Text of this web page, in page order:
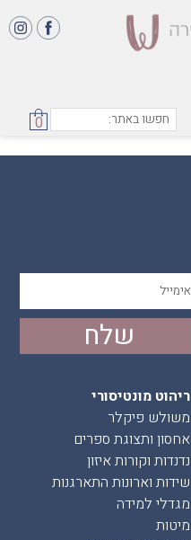
0
ריהוט מונטיסורי
משולש פיקלר
אחסון ותצוגת ספרים
נדנדות וקורות איזון
שידות וארונות התארגנות
מגדלי למידה
מיטות